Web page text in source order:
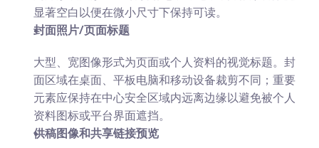
显著空白以便在微小尺寸下保持可读。
封面照片/页面标题
大型、宽图像形式为页面或个人资料的视觉标题。封
面区域在桌面、平板电脑和移动设备裁剪不同；重要
元素应保持在中心安全区域内远离边缘以避免被个人
资料图标或平台界面遮挡。
供稿图像和共享链接预览